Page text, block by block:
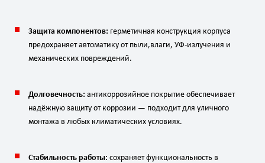
Защита компонентов: герметичная конструкция корпуса
предохраняетавтоматику отпыли,влаги, УФ‑излучения и
механических повреждений.
Долговечность: антикоррозийное покрытие обеспечивает
надёжную защиту откоррозии — подходитдля уличного
монтажа в любых климатических условиях.
Стабильность работы: сохраняетфункциональность в